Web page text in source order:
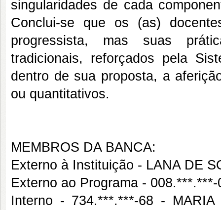
singularidades de cada
Conclui-se que os (as)
progressista, mas suas
tradicionais, reforçados pela
dentro de sua proposta, a
ou quantitativos.
MEMBROS DA BANCA:
Externo à Instituição - LANA DE
Externo ao Programa -
Interno - 734.***.***-68 -